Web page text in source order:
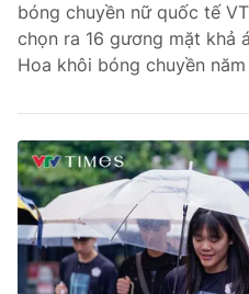
Cơ quan chủ quản: Đài Truyền
Cơ quan báo chí:
Thời báo VTV
Tổng Biên tập:Vũ Thanh Thủy
Phó Tổng Biên tập:Nguyễn Thị
Nguyễn Trọng Ninh
Tổng đài VTV:024.38 355 931
Ðiện thoại Thời báo VTV:
Liên hệ quảng cáo: 0966 196
bóng chuyền nữ quốc tế
chọn ra 16 gương mặt khả
Hoa khôi bóng chuyền năm